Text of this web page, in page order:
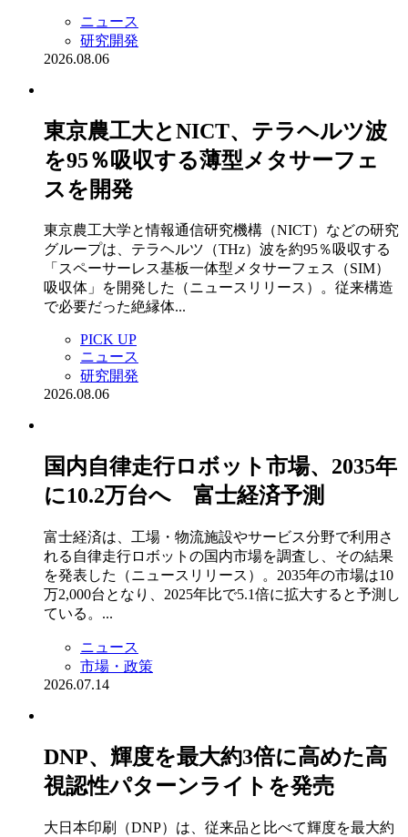
ニュース
研究開発
2026.08.06
東京農工大とNICT、テラヘルツ波
を95％吸収する薄型メタサーフェ
スを開発
東京農工大学と情報通信研究機構（NICT）などの研究
グループは、テラヘルツ（THz）波を約95％吸収する
「スペーサーレス基板一体型メタサーフェス（SIM）
吸収体」を開発した（ニュースリリース）。従来構造
で必要だった絶縁体...
PICK UP
ニュース
研究開発
2026.08.06
国内自律走行ロボット市場、2035年
に10.2万台へ 富士経済予測
富士経済は、工場・物流施設やサービス分野で利用さ
れる自律走行ロボットの国内市場を調査し、その結果
を発表した（ニュースリリース）。2035年の市場は10
万2,000台となり、2025年比で5.1倍に拡大すると予測し
ている。...
ニュース
市場・政策
2026.07.14
DNP、輝度を最大約3倍に高めた高
視認性パターンライトを発売
大日本印刷（DNP）は、従来品と比べて輝度を最大約